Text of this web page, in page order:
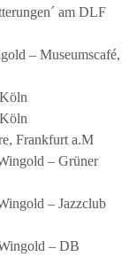
am DLF
– Museumscafé,
Frankfurt a.M
– Grüner
– Jazzclub
– DB